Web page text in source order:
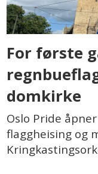
For første
domkirke
Oslo Pride
flaggheising og